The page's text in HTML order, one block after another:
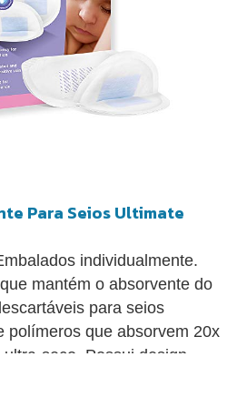
Para Seios Ultimate
individualmente.
mantém o absorvente do
para seios
polímeros que absorvem 20x
seco. Possui design
adesivas que mantêm o